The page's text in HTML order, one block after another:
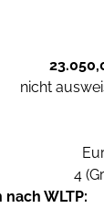
nicht
4
WLTP: